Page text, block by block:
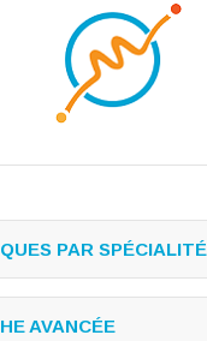
PAR SPÉCIALITÉ
AVANCÉE